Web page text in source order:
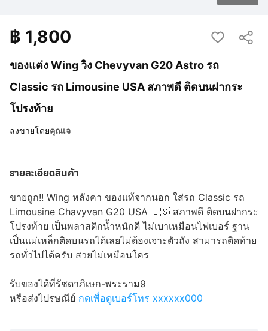
ของแต่ง Wing วิง Chevyvan G20 Astro รถ
Classic รถ Limousine USA สภาพดี ติดบนฝากระ
โปรงท้าย
฿ 1,800
ลงขายโดยคุณเจ
รายละเอียดสินค้า
ขายถูก!! Wing หลังคา ของแท้จากนอก ใส่รถ Classic รถ
Limousine Chavyvan G20 USA 🇺🇸 สภาพดี ติดบนฝากระ
โปรงท้าย เป็นพลาสติกน้ำหนักดี ไม่เบาเหมือนไฟเบอร์ ฐาน
เป็นแม่เหล็กติดบนรถได้เลยไม่ต้องเจาะตัวถัง สามารถติดท้าย
รถทั่วไปได้ครับ สวยไม่เหมือนใคร
รับของได้ที่รัชดาภิเษก-พระราม9
หรือส่งไปรษณีย์ กดเพื่อดูเบอร์โทร xxxxxx000